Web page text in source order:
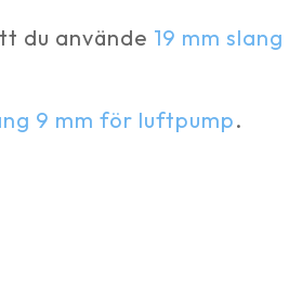
du använde 19 mm slang
9 mm för luftpump.